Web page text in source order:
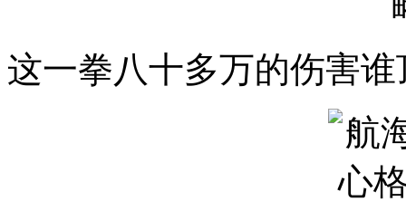
这一拳八十多万的伤害谁